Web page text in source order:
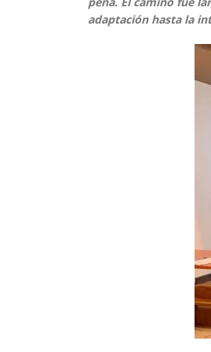
adaptación hasta la